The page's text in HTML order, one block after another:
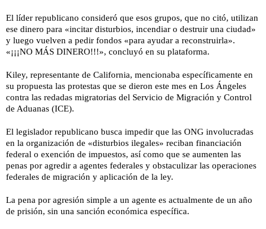
El líder republicano consideró que esos grupos, que no citó, utilizan
ese dinero para «incitar disturbios, incendiar o destruir una ciudad»
y luego vuelven a pedir fondos «para ayudar a reconstruirla».
«¡¡¡NO MÁS DINERO!!!», concluyó en su plataforma.
Kiley, representante de California, mencionaba específicamente en
su propuesta las protestas que se dieron este mes en Los Ángeles
contra las redadas migratorias del Servicio de Migración y Control
de Aduanas (ICE).
El legislador republicano busca impedir que las ONG involucradas
en la organización de «disturbios ilegales» reciban financiación
federal o exención de impuestos, así como que se aumenten las
penas por agredir a agentes federales y obstaculizar las operaciones
federales de migración y aplicación de la ley.
La pena por agresión simple a un agente es actualmente de un año
de prisión, sin una sanción económica específica.